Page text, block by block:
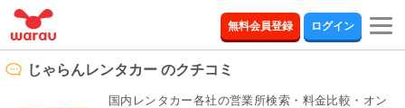
無料会員登録 ログイン
じゃらんレンタカー のクチコミ
国内レンタカー各社の営業所検索・料金比較・オン